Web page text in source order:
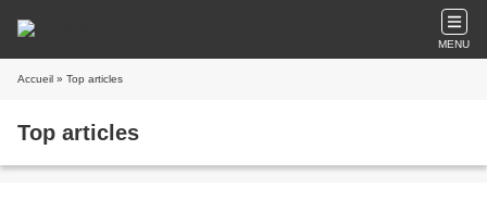
MENU
Accueil » Top articles
Top articles